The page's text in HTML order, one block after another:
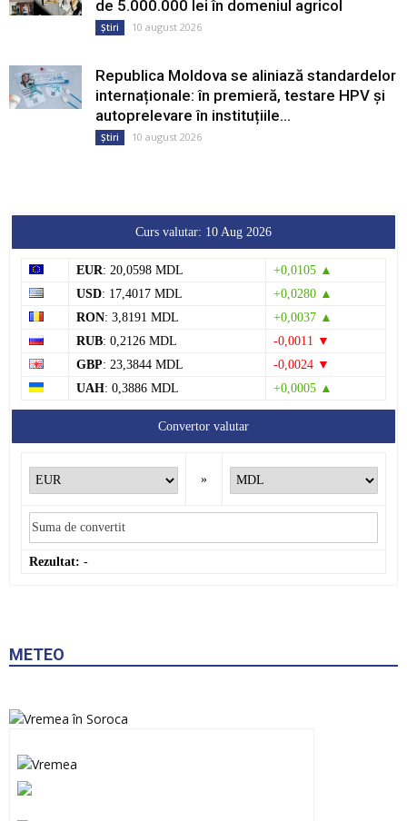
de 5.000.000 lei în domeniul agricol
Știri 10 august 2026
Republica Moldova se aliniază standardelor
internaționale: în premieră, testare HPV și
autoprelevare în instituțiile...
Știri 10 august 2026
Curs valutar: 10 Aug 2026
EUR: 20,0598 MDL
+0,0105 ▲
USD: 17,4017 MDL
+0,0280 ▲
RON: 3,8191 MDL
+0,0037 ▲
RUB: 0,2126 MDL
-0,0011 ▼
GBP: 23,3844 MDL
-0,0024 ▼
UAH: 0,3886 MDL +0,0005 ▲
Convertor valutar
»
Rezultat: -
METEO